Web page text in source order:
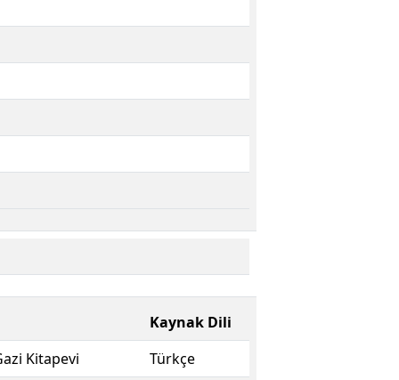
Kaynak Dili
Kitapevi
Türkçe